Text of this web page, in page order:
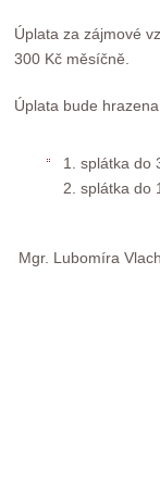
Úplata za zájmové
300 Kč měsíčně.
Úplata bude
1. splátka do
2. splátka do
Mgr. Lubomíra